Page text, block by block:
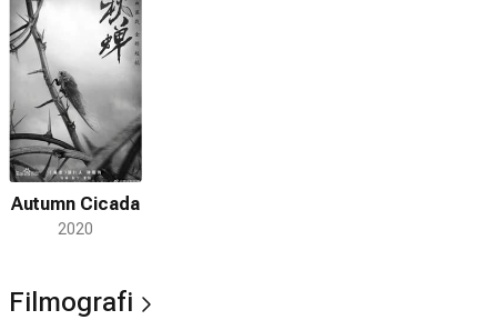
Autumn Cicada
2020
Filmografi